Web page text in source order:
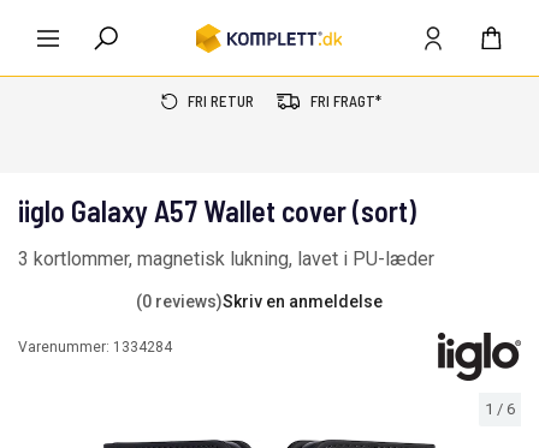
FRI RETUR FRI FRAGT*
1 / 6
iiglo Galaxy A57 Wallet cover (sort)
3 kortlommer, magnetisk lukning, lavet i PU-læder
(0 reviews)Skriv en anmeldelse
Varenummer: 1334284